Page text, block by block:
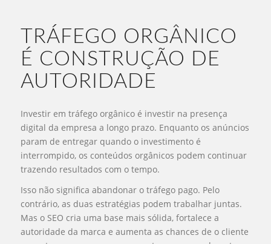
TRÁFEGO ORGÂNICO
É CONSTRUÇÃO DE
AUTORIDADE
Investir em tráfego orgânico é investir na presença
digital da empresa a longo prazo. Enquanto os anúncios
param de entregar quando o investimento é
interrompido, os conteúdos orgânicos podem continuar
trazendo resultados com o tempo.
Isso não significa abandonar o tráfego pago. Pelo
contrário, as duas estratégias podem trabalhar juntas.
Mas o SEO cria uma base mais sólida, fortalece a
autoridade da marca e aumenta as chances de o cliente